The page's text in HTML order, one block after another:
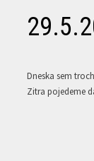
Dneska sem
Zitra pojedeme